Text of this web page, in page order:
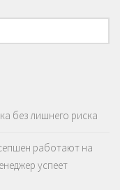
без лишнего риска
работают на
успеет